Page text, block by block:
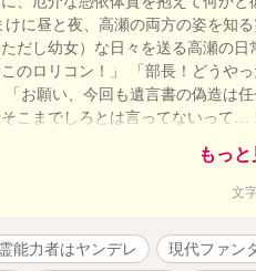
に昼と夜、高瀬の両方の姿を知
だし幼女）な日々を送る高瀬の
のロリコン！」 「部長！どうや
「お願い、今回も遺言書の偽造は
こまでしろとは言ってないって…
で”わらしな生活”を送り続けられ
のうち誰だ！！ 時々シリアス、オカ
もっと
文
霊能力者はヤンデレ 現代ファン